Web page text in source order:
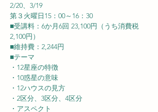
2/20、3/19
第３火曜日15：00～16：30
■受講料：6か月6回 23,100円（うち消費税
2,100円）
■維持費：2,244円
■テーマ
・12星座の特徴
・10惑星の意味
・12ハウスの見方
・2区分、3区分、4区分
・アスペクト